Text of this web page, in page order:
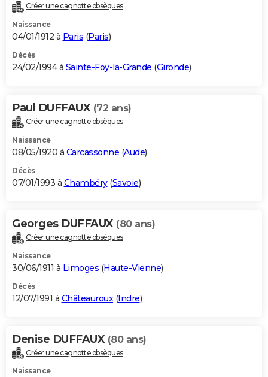
Créer une cagnotte obsèques
Naissance
04/01/1912 à Paris (Paris)
Décès
24/02/1994 à Sainte-Foy-la-Grande (Gironde)
Paul DUFFAUX (72 ans)
Créer une cagnotte obsèques
Naissance
08/05/1920 à Carcassonne (Aude)
Décès
07/01/1993 à Chambéry(Savoie)
Georges DUFFAUX (80 ans)
Créer une cagnotte obsèques
Naissance
30/06/1911 à Limoges (Haute-Vienne)
Décès
12/07/1991 à Châteauroux (Indre)
Denise DUFFAUX (80 ans)
Créer une cagnotte obsèques
Naissance